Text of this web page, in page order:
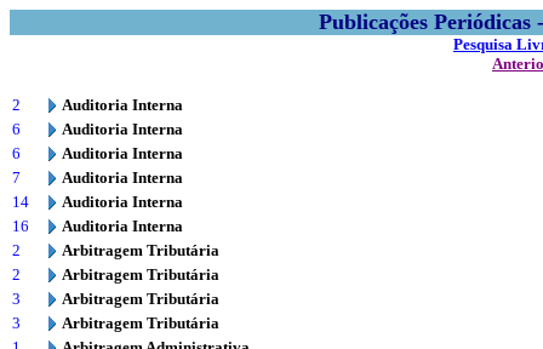
Publicações
Pesquisa
2
Auditoria Interna
6
Auditoria Interna
6
Auditoria Interna
7
Auditoria Interna
14
Auditoria Interna
16
Auditoria Interna
2
Arbitragem Tributária
2
Arbitragem Tributária
3
Arbitragem Tributária
3
Arbitragem Tributária